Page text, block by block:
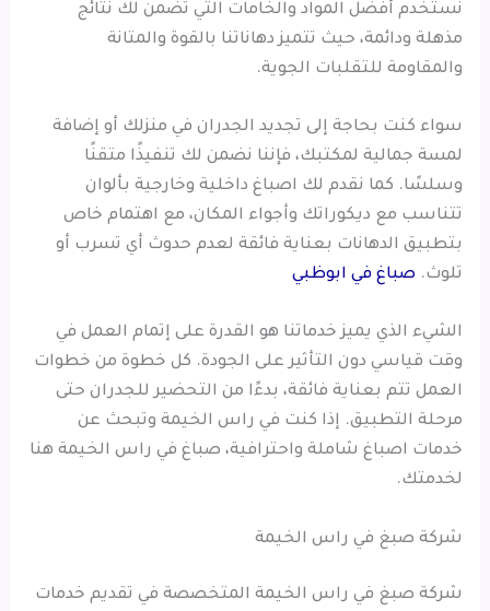
نستخدم أفضل المواد والخامات التي تضمن لك نتائج
مذهلة ودائمة، حيث تتميز دهاناتنا بالقوة والمتانة
والمقاومة للتقلبات الجوية.
سواء كنت بحاجة إلى تجديد الجدران في منزلك أو إضافة
لمسة جمالية لمكتبك، فإننا نضمن لك تنفيذًا متقنًا
وسلسًا. كما نقدم لك اصباغ داخلية وخارجية بألوان
تتناسب مع ديكوراتك وأجواء المكان، مع اهتمام خاص
بتطبيق الدهانات بعناية فائقة لعدم حدوث أي تسرب أو
تلوث. صباغ في ابوظبي
الشيء الذي يميز خدماتنا هو القدرة على إتمام العمل في
وقت قياسي دون التأثير على الجودة. كل خطوة من خطوات
العمل تتم بعناية فائقة، بدءًا من التحضير للجدران حتى
مرحلة التطبيق. إذا كنت في راس الخيمة وتبحث عن
خدمات اصباغ شاملة واحترافية، صباغ في راس الخيمة هنا
لخدمتك.
شركة صبغ في راس الخيمة
شركة صبغ في راس الخيمة المتخصصة في تقديم خدمات